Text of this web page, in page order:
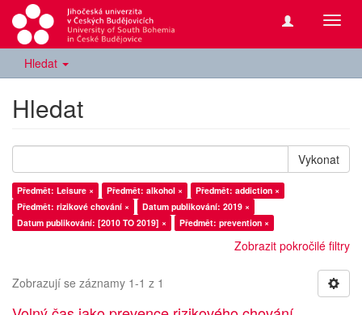
Hledat
Hledat
Vykonat
Předmět: Leisure × Předmět: alkohol ×
Předmět: addiction ×
Předmět: rizikové chování ×
Datum publikování: 2019 ×
Datum publikování: [2010 TO 2019] ×
Předmět: prevention ×
Zobrazit pokročilé filtry
Zobrazují se záznamy 1-1 z 1